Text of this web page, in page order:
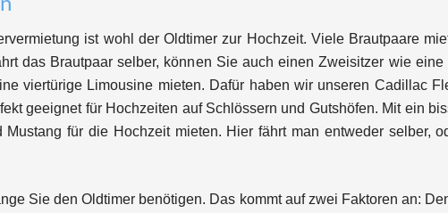
ist wohl der Oldtimer zur Hochzeit. Viele Brautpaare
das Brautpaar selber, können Sie auch einen Zweisitzer wie
viertürige Limousine mieten. Dafür haben wir unseren Cadillac
geeignet für Hochzeiten auf Schlössern und Gutshöfen. Mit ein
für die Hochzeit mieten. Hier fährt man entweder selber,
Sie den Oldtimer benötigen. Das kommt auf zwei Faktoren an: